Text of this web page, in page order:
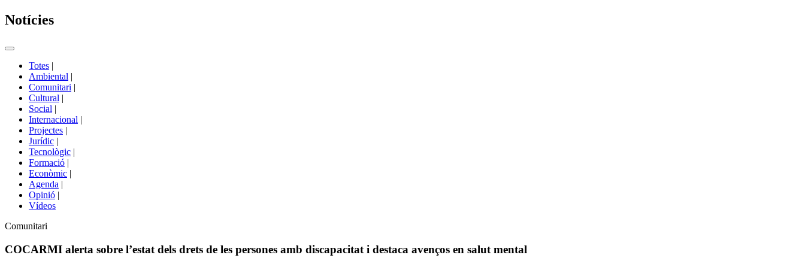
Notícies
Commutador
portals
Totes |
Ambiental |
Comunitari |
Cultural |
Social |
Internacional |
Projectes |
Jurídic |
Tecnològic |
Formació |
Econòmic |
Agenda |
Opinió |
Vídeos
Àmbit
la
Comunitari
COCARMI alerta sobre l’estat dels drets de les persones amb discapacitat i destaca avenços en salut mental